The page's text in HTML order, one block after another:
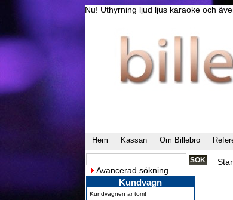
Nu! Uthyrning ljud ljus karaoke och
Hem Kassan Om Billebro
Avancerad sökning
Kundvagn
Kundvagnen är tom!